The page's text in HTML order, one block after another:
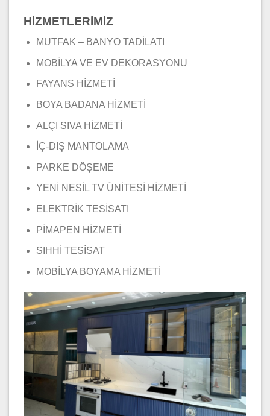
HİZMETLERİMİZ
MUTFAK – BANYO TADİLATI
MOBİLYA VE EV DEKORASYONU
FAYANS HİZMETİ
BOYA BADANA HİZMETİ
ALÇI SIVA HİZMETİ
İÇ-DIŞ MANTOLAMA
PARKE DÖŞEME
YENİ NESİL TV ÜNİTESİ HİZMETİ
ELEKTRİK TESİSATI
PİMAPEN HİZMETİ
SIHHİ TESİSAT
MOBİLYA BOYAMA HİZMETİ